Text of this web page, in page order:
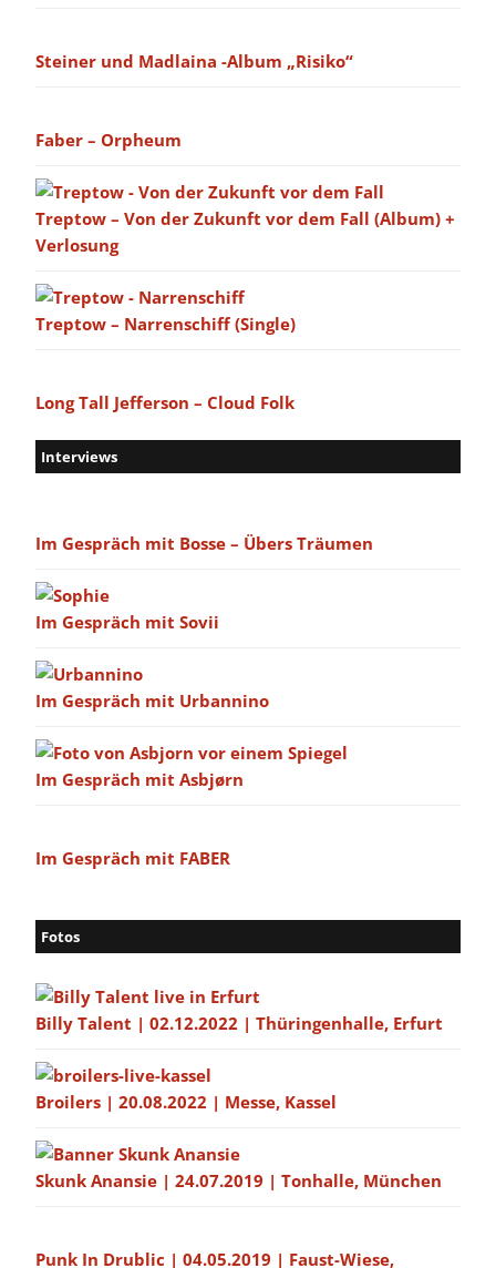
Steiner und Madlaina -Album „Risiko“
Faber – Orpheum
Treptow – Von der Zukunft vor dem Fall (Album) +
Verlosung
Treptow – Narrenschiff (Single)
Long Tall Jefferson – Cloud Folk
Interviews
Im Gespräch mit Bosse – Übers Träumen
Im Gespräch mit Sovii
Im Gespräch mit Urbannino
Im Gespräch mit Asbjørn
Im Gespräch mit FABER
Fotos
Billy Talent | 02.12.2022 | Thüringenhalle, Erfurt
Broilers | 20.08.2022 | Messe, Kassel
Skunk Anansie | 24.07.2019 | Tonhalle, München
Punk In Drublic | 04.05.2019 | Faust-Wiese,